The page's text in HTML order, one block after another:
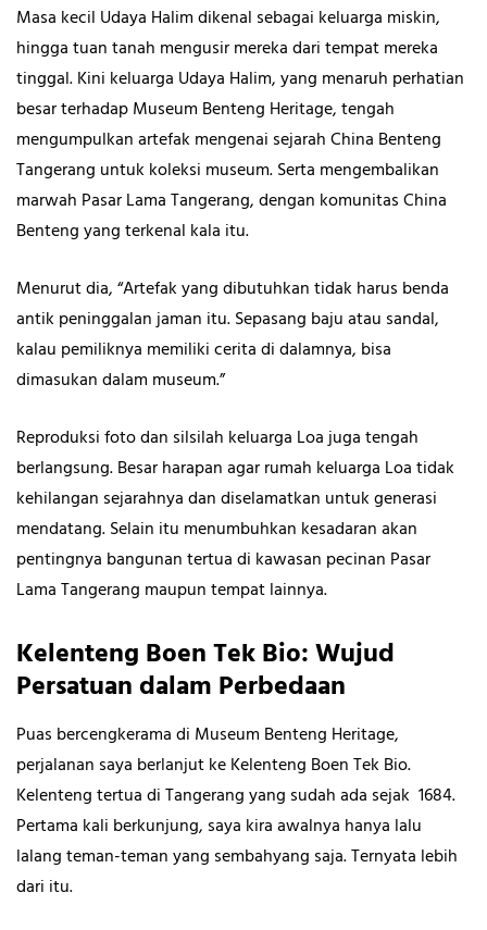
Masa kecil Udaya Halim dikenal sebagai keluarga miskin,
hingga tuan tanah mengusir mereka dari tempat mereka
tinggal. Kini keluarga Udaya Halim, yang menaruh perhatian
besar terhadap Museum Benteng Heritage, tengah
mengumpulkan artefak mengenai sejarah China Benteng
Tangerang untuk koleksi museum. Serta mengembalikan
marwah Pasar Lama Tangerang, dengan komunitas China
Benteng yang terkenal kala itu.
Menurut dia, “Artefak yang dibutuhkan tidak harus benda
antik peninggalan jaman itu. Sepasang baju atau sandal,
kalau pemiliknya memiliki cerita di dalamnya, bisa
dimasukan dalam museum.”
Reproduksi foto dan silsilah keluarga Loa juga tengah
berlangsung. Besar harapan agar rumah keluarga Loa tidak
kehilangan sejarahnya dan diselamatkan untuk generasi
mendatang. Selain itu menumbuhkan kesadaran akan
pentingnya bangunan tertua di kawasan pecinan Pasar
Lama Tangerang maupun tempat lainnya.
Kelenteng Boen Tek Bio: Wujud
Persatuan dalam Perbedaan
Puas bercengkerama di Museum Benteng Heritage,
perjalanan saya berlanjut ke Kelenteng Boen Tek Bio.
Kelenteng tertua di Tangerang yang sudah ada sejak 1684.
Pertama kali berkunjung, saya kira awalnya hanya lalu
lalang teman-teman yang sembahyang saja. Ternyata lebih
dari itu.